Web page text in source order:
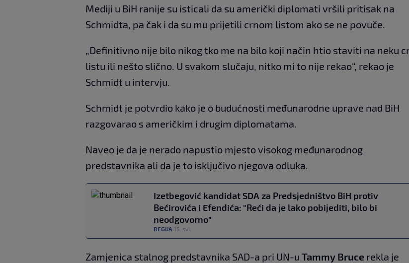
Mediji u BiH ranije su isticali da su američki diplomati vršili pritisak na
Schmidta, pa čak i da su mu prijetili crnom listom ako se ne povuče.
„Definitivno nije bilo nikog tko me na bilo koji način htio staviti na neku
listu ili nešto slično. U svakom slučaju, nitko mi to nije rekao“, rekao je
Schmidt u intervju.
Schmidt je potvrdio kako je o budućnosti međunarodne uprave nad BiH
razgovarao s američkim i drugim diplomatama.
Naveo je da je nerado napustio mjesto visokog međunarodnog
predstavnika ali da je to isključivo njegova odluka.
Izetbegović kandidat SDA za Predsjedništvo BiH protiv
Bećirovića i Efendića: "Reći da je lako pobijediti, bilo bi
neodgovorno"
REGIJA 15. svi.
Zamjenica stalnog predstavnika SAD-a pri UN-u Tammy Bruce rekla je